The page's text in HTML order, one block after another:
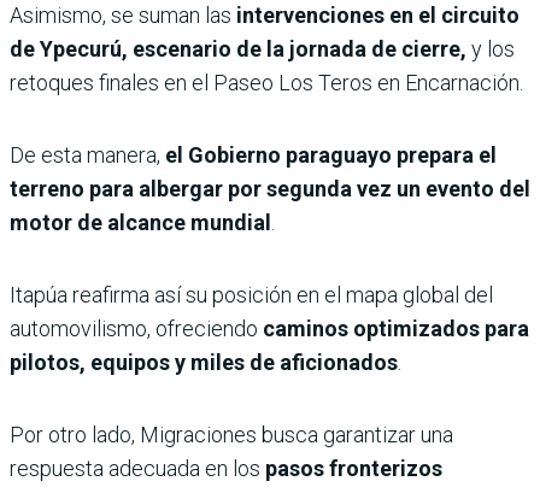
Asimismo, se suman las intervenciones en el circuito
de Ypecurú, escenario de la jornada de cierre, y los
retoques finales en el Paseo Los Teros en Encarnación.
De esta manera, el Gobierno paraguayo prepara el
terreno para albergar por segunda vez un evento del
motor de alcance mundial
Itapúa reafirma así su posición en el mapa global del
automovilismo, ofreciendo caminos optimizados para
pilotos, equipos y miles de aficionados
Por otro lado, Migraciones busca garantizar una
respuesta adecuada en los pasos fronterizos